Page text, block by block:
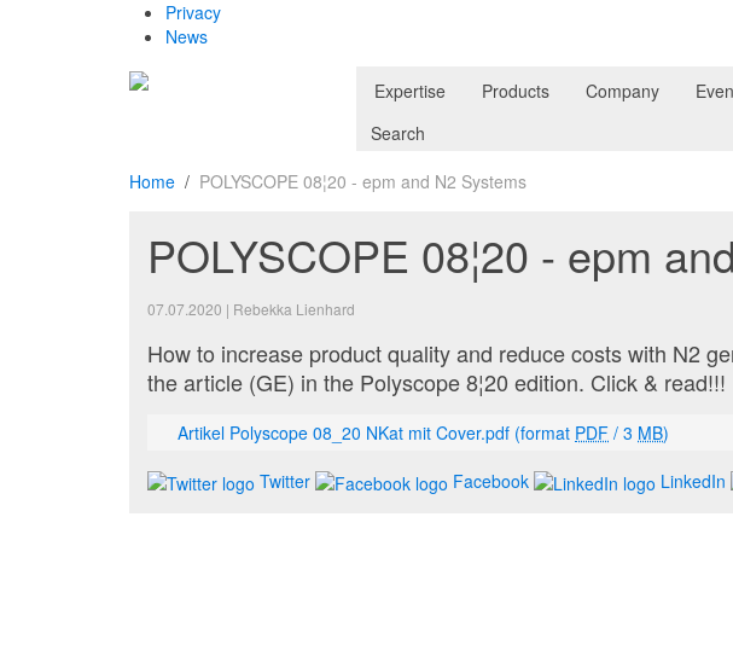
Privacy
News
Expertise Products Company
Search
Home
POLYSCOPE 08¦20 - epm and N2 Systems
POLYSCOPE 08¦20 - epm
07.07.2020 | Rebekka Lienhard
How to increase product quality and reduce costs with N2
the article (GE) in the Polyscope 8¦20 edition. Click & read!!!
Artikel Polyscope 08_20 NKat mit Cover.pdf (format PDF / 3 MB)
Twitter
Facebook LinkedIn